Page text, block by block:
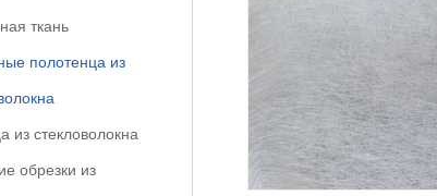
ткань
полотенца из
из стекловолокна
обрезки из